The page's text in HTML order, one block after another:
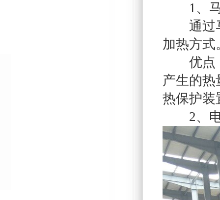
1、马
通过马
加热方式
优点：
产生的
热保护装
2、电